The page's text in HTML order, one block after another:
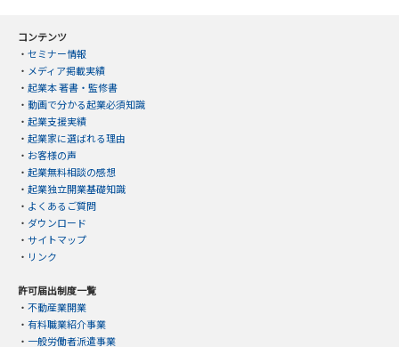
コンテンツ
・ セミナー情報
・ メディア掲載実績
・ 起業本 著書・監修書
・ 動画で分かる起業必須知識
・ 起業支援実績
・ 起業家に選ばれる理由
・ お客様の声
・ 起業無料相談の感想
・ 起業独立開業基礎知識
・ よくあるご質問
・ ダウンロード
・ サイトマップ
・ リンク
許可届出制度一覧
・ 不動産業開業
・ 有料職業紹介事業
・ 一般労働者派遣事業